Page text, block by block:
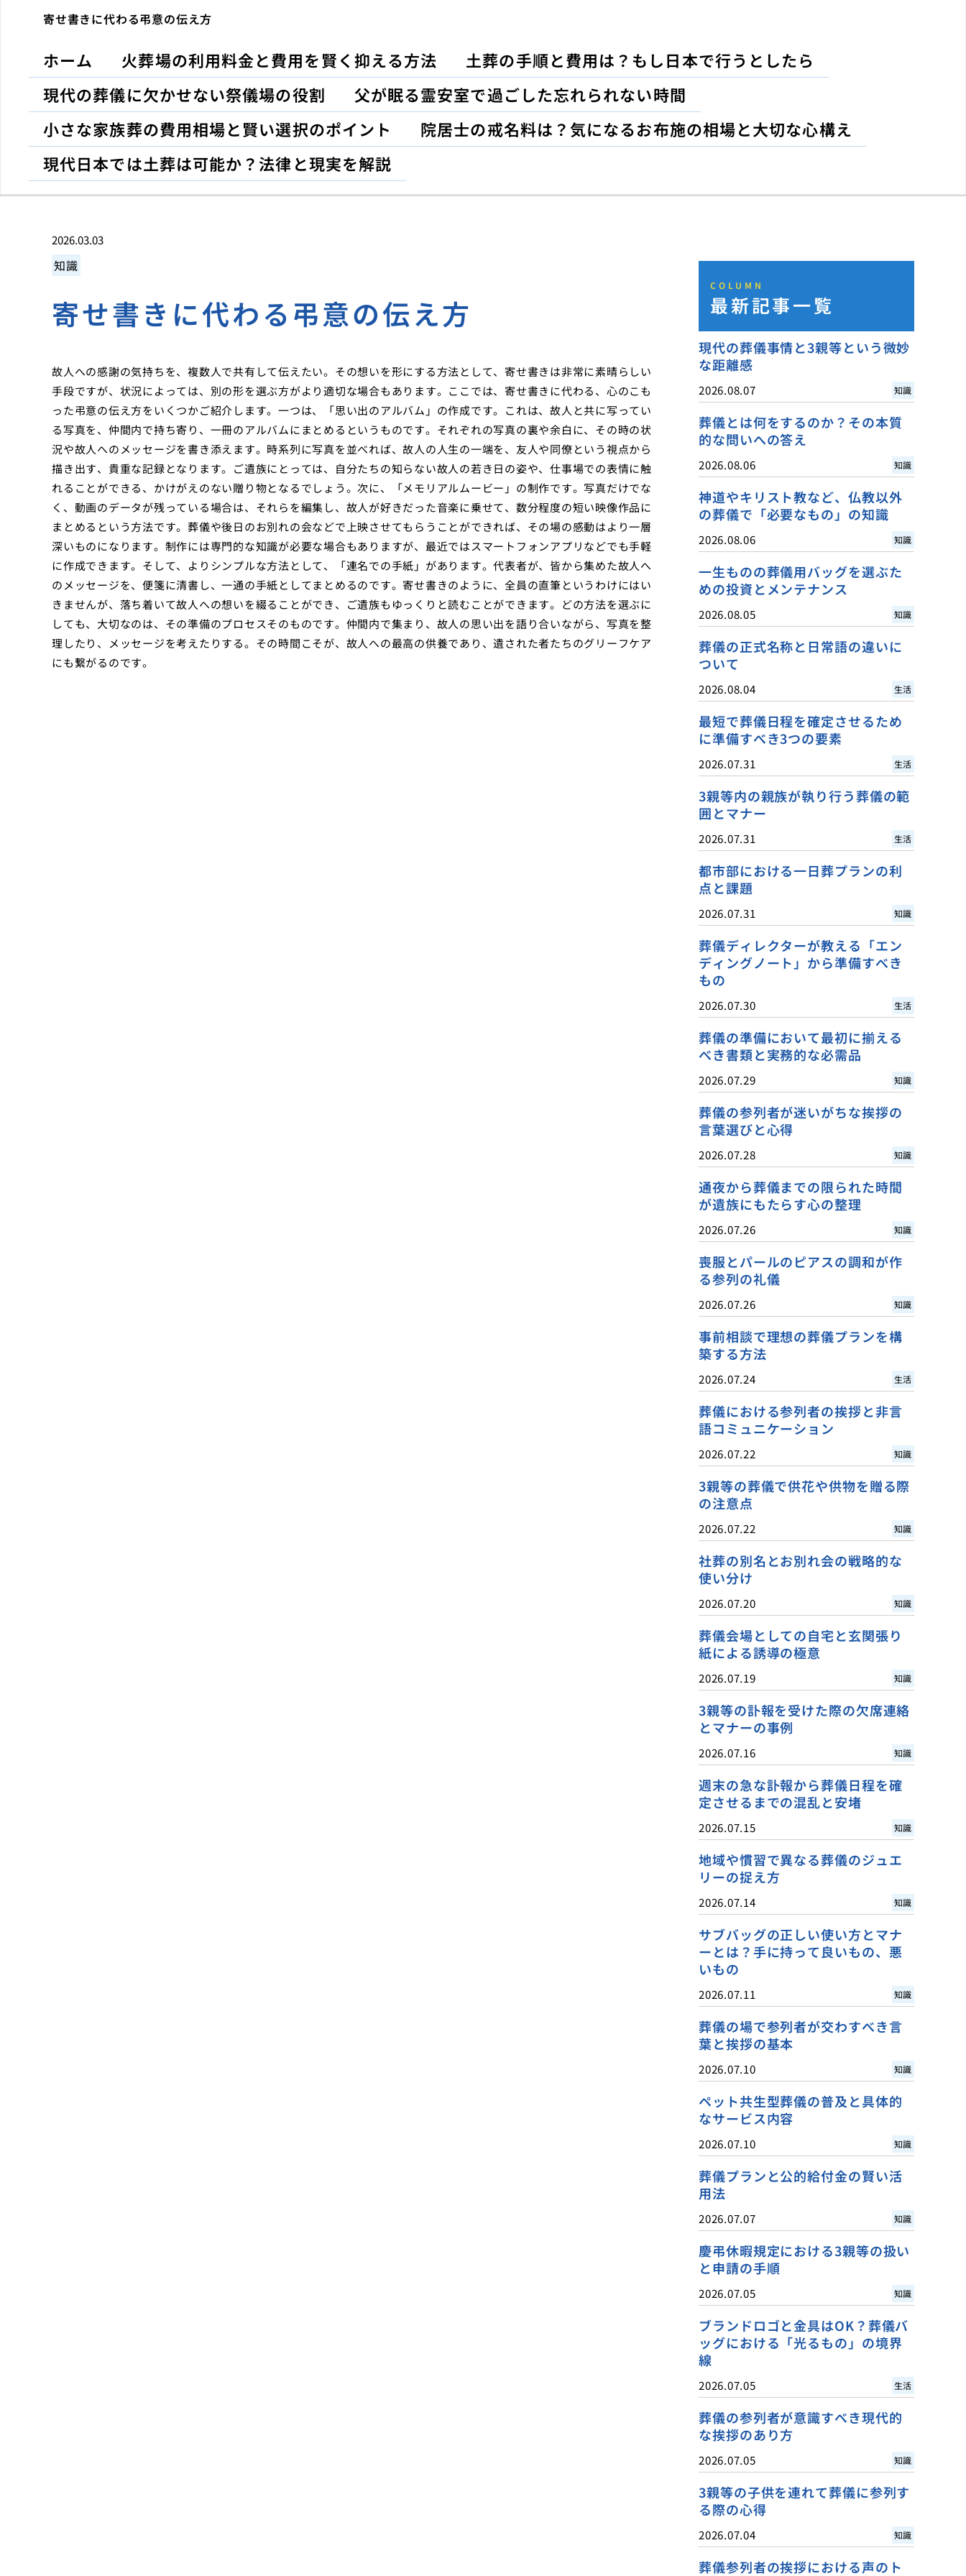
寄せ書きに代わる弔意の伝え方
ホーム 火葬場の利用料金と費用を賢く抑える方法
土葬の手順と費用は？もし日本で行うとしたら
現代の葬儀に欠かせない祭儀場の役割
父が眠る霊安室で過ごした忘れられない時間
小さな家族葬の費用相場と賢い選択のポイント
院居士の戒名料は？気になるお布施の相場と大切な心構え
現代日本では土葬は可能か？法律と現実を解説
2026.03.03
知識
寄せ書きに代わる弔意の伝え方
故人への感謝の気持ちを、複数人で共有して伝えたい。その想いを形にする方法として、寄せ書きは非常に素晴らしい
手段ですが、状況によっては、別の形を選ぶ方がより適切な場合もあります。ここでは、寄せ書きに代わる、心のこも
った弔意の伝え方をいくつかご紹介します。一つは、「思い出のアルバム」の作成です。これは、故人と共に写ってい
る写真を、仲間内で持ち寄り、一冊のアルバムにまとめるというものです。それぞれの写真の裏や余白に、その時の状
況や故人へのメッセージを書き添えます。時系列に写真を並べれば、故人の人生の一端を、友人や同僚という視点から
描き出す、貴重な記録となります。ご遺族にとっては、自分たちの知らない故人の若き日の姿や、仕事場での表情に触
れることができる、かけがえのない贈り物となるでしょう。次に、「メモリアルムービー」の制作です。写真だけでな
く、動画のデータが残っている場合は、それらを編集し、故人が好きだった音楽に乗せて、数分程度の短い映像作品に
まとめるという方法です。葬儀や後日のお別れの会などで上映させてもらうことができれば、その場の感動はより一層
深いものになります。制作には専門的な知識が必要な場合もありますが、最近ではスマートフォンアプリなどでも手軽
に作成できます。そして、よりシンプルな方法として、「連名での手紙」があります。代表者が、皆から集めた故人へ
のメッセージを、便箋に清書し、一通の手紙としてまとめるのです。寄せ書きのように、全員の直筆というわけにはい
きませんが、落ち着いて故人への想いを綴ることができ、ご遺族もゆっくりと読むことができます。どの方法を選ぶに
しても、大切なのは、その準備のプロセスそのものです。仲間内で集まり、故人の思い出を語り合いながら、写真を整
理したり、メッセージを考えたりする。その時間こそが、故人への最高の供養であり、遺された者たちのグリーフケア
にも繋がるのです。
COLUMN
最新記事一覧
現代の葬儀事情と3親等という微妙
な距離感
2026.08.07 知識
葬儀とは何をするのか？その本質
的な問いへの答え
2026.08.06 知識
神道やキリスト教など、仏教以外
の葬儀で「必要なもの」の知識
2026.08.06 知識
一生ものの葬儀用バッグを選ぶた
めの投資とメンテナンス
2026.08.05 知識
葬儀の正式名称と日常語の違いに
ついて
2026.08.04 生活
最短で葬儀日程を確定させるため
に準備すべき3つの要素
2026.07.31 生活
3親等内の親族が執り行う葬儀の範
囲とマナー
2026.07.31 生活
都市部における一日葬プランの利
点と課題
2026.07.31 知識
葬儀ディレクターが教える「エン
ディングノート」から準備すべき
もの
2026.07.30 生活
葬儀の準備において最初に揃える
べき書類と実務的な必需品
2026.07.29 知識
葬儀の参列者が迷いがちな挨拶の
言葉選びと心得
2026.07.28 知識
通夜から葬儀までの限られた時間
が遺族にもたらす心の整理
2026.07.26 知識
喪服とパールのピアスの調和が作
る参列の礼儀
2026.07.26 知識
事前相談で理想の葬儀プランを構
築する方法
2026.07.24 生活
葬儀における参列者の挨拶と非言
語コミュニケーション
2026.07.22 知識
3親等の葬儀で供花や供物を贈る際
の注意点
2026.07.22 知識
社葬の別名とお別れ会の戦略的な
使い分け
2026.07.20 知識
葬儀会場としての自宅と玄関張り
紙による誘導の極意
2026.07.19 知識
3親等の訃報を受けた際の欠席連絡
とマナーの事例
2026.07.16 知識
週末の急な訃報から葬儀日程を確
定させるまでの混乱と安堵
2026.07.15 知識
地域や慣習で異なる葬儀のジュエ
リーの捉え方
2026.07.14 知識
サブバッグの正しい使い方とマナ
ーとは？手に持って良いもの、悪
いもの
2026.07.11 知識
葬儀の場で参列者が交わすべき言
葉と挨拶の基本
2026.07.10 知識
ペット共生型葬儀の普及と具体的
なサービス内容
2026.07.10 知識
葬儀プランと公的給付金の賢い活
用法
2026.07.07 知識
慶弔休暇規定における3親等の扱い
と申請の手順
2026.07.05 知識
ブランドロゴと金具はOK？葬儀バ
ッグにおける「光るもの」の境界
線
2026.07.05 生活
葬儀の参列者が意識すべき現代的
な挨拶のあり方
2026.07.05 知識
3親等の子供を連れて葬儀に参列す
る際の心得
2026.07.04 知識
葬儀参列者の挨拶における声のト